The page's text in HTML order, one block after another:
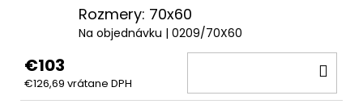
Rozmery: 70x60
Na objednávku | 0209/70X60
€103
€126,69 vrátane DPH